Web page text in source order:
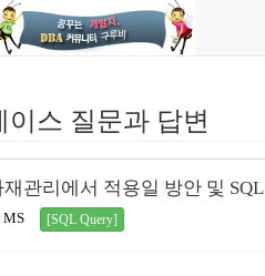
이스 질문과 답변
재관리에서 적용일 방안 및 SQL
MS [SQL Query]